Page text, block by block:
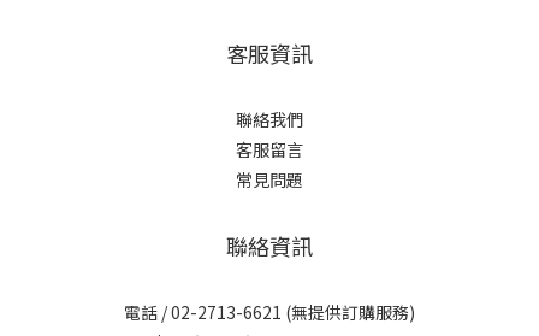
客服資訊
聯絡我們
客服留言
常見問題
聯絡資訊
電話 / 02-2713-6621 (無提供訂購服務)